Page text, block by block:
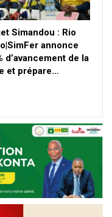
Simandou : Rio
annonce
d’avancement de la
et prépare…